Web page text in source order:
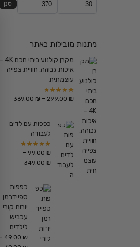
סנן
מתנות מובילות באתר
מקרן קולנוע ביתי חכם 4K –
איכות גבוהה, חוויית צפייה
עוצמתית
299.00 ₪
–
369.00 ₪
כפפות עם לדים
לעבודה
99.00 ₪
–
349.00 ₪
כפפות
ספיידרמן
יורות קורי
עכביש
לילדים
49.00 ₪
–